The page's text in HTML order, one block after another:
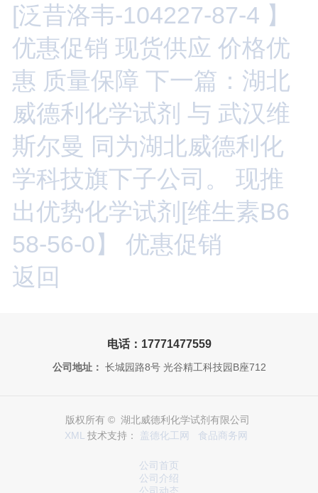
[泛昔洛韦-104227-87-4 】
优惠促销 现货供应 价格优
惠 质量保障 下一篇：湖北
威德利化学试剂 与 武汉维
斯尔曼 同为湖北威德利化
学科技旗下子公司。 现推
出优势化学试剂[维生素B6
58-56-0】 优惠促销
返回
电话：17771477559
公司地址： 长城园路8号 光谷精工科技园B座712
版权所有 © 湖北威德利化学试剂有限公司
XML 技术支持： 盖德化工网 食品商务网
公司首页
公司介绍